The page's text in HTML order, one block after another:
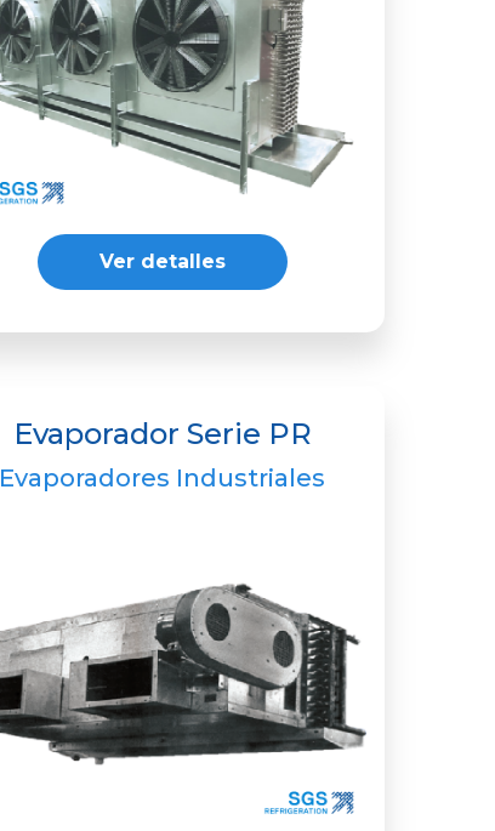
Ver detalles
Evaporador Serie PR
Evaporadores Industriales